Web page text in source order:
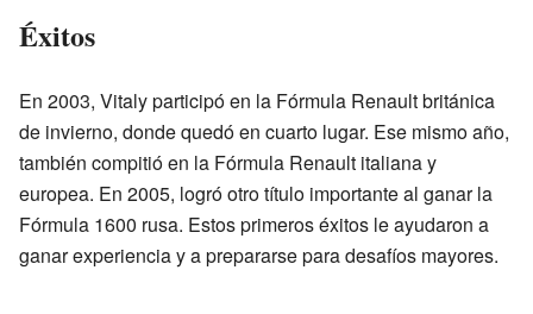
Éxitos
En 2003, Vitaly participó en la Fórmula Renault británica
de invierno, donde quedó en cuarto lugar. Ese mismo año,
también compitió en la Fórmula Renault italiana y
europea. En 2005, logró otro título importante al ganar la
Fórmula 1600 rusa. Estos primeros éxitos le ayudaron a
ganar experiencia y a prepararse para desafíos mayores.